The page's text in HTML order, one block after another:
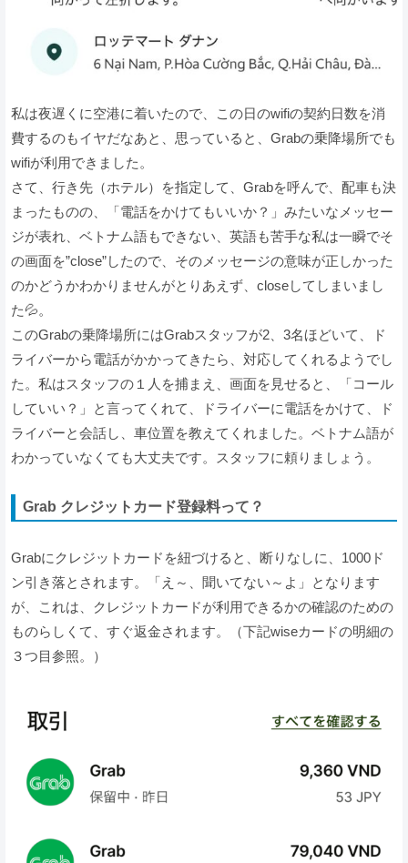
私は夜遅くに空港に着いたので、この日のwifiの契約日数を消
費するのもイヤだなあと、思っていると、Grabの乗降場所でも
wifiが利用できました。
さて、行き先（ホテル）を指定して、Grabを呼んで、配車も決
まったものの、「電話をかけてもいいか？」みたいなメッセー
ジが表れ、ベトナム語もできない、英語も苦手な私は一瞬でそ
の画面を”close”したので、そのメッセージの意味が正しかった
のかどうかわかりませんがとりあえず、closeしてしまいまし
た💦。
このGrabの乗降場所にはGrabスタッフが2、3名ほどいて、ド
ライバーから電話がかかってきたら、対応してくれるようでし
た。私はスタッフの１人を捕まえ、画面を見せると、「コール
していい？」と言ってくれて、ドライバーに電話をかけて、ド
ライバーと会話し、車位置を教えてくれました。ベトナム語が
わかっていなくても大丈夫です。スタッフに頼りましょう。
Grab クレジットカード登録料って？
Grabにクレジットカードを紐づけると、断りなしに、1000ド
ン引き落とされます。「え～、聞いてない～よ」となります
が、これは、クレジットカードが利用できるかの確認のための
ものらしくて、すぐ返金されます。（下記wiseカードの明細の
３つ目参照。）